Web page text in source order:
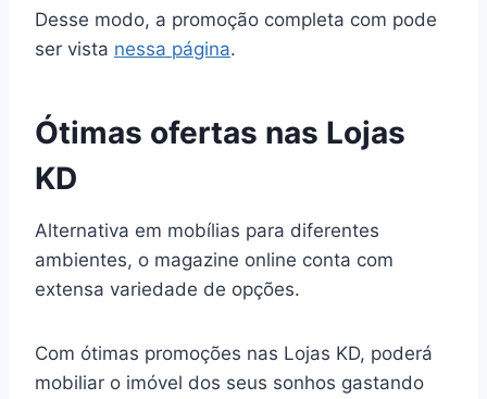
Desse modo, a promoção completa com pode
ser vista nessa página.
Ótimas ofertas nas Lojas
KD
Alternativa em mobílias para diferentes
ambientes, o magazine online conta com
extensa variedade de opções.
Com ótimas promoções nas Lojas KD, poderá
mobiliar o imóvel dos seus sonhos gastando